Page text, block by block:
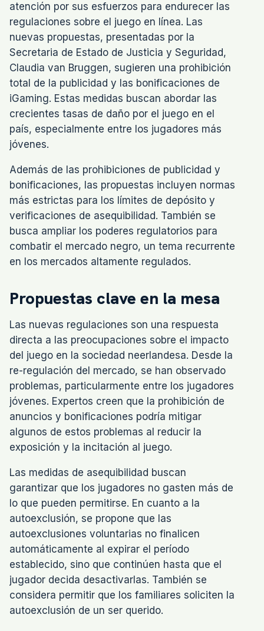
atención por sus esfuerzos para endurecer las
regulaciones sobre el juego en línea. Las
nuevas propuestas, presentadas por la
Secretaria de Estado de Justicia y Seguridad,
Claudia van Bruggen, sugieren una prohibición
total de la publicidad y las bonificaciones de
iGaming. Estas medidas buscan abordar las
crecientes tasas de daño por el juego en el
país, especialmente entre los jugadores más
jóvenes.
Además de las prohibiciones de publicidad y
bonificaciones, las propuestas incluyen normas
más estrictas para los límites de depósito y
verificaciones de asequibilidad. También se
busca ampliar los poderes regulatorios para
combatir el mercado negro, un tema recurrente
en los mercados altamente regulados.
Propuestas clave en la mesa
Las nuevas regulaciones son una respuesta
directa a las preocupaciones sobre el impacto
del juego en la sociedad neerlandesa. Desde la
re-regulación del mercado, se han observado
problemas, particularmente entre los jugadores
jóvenes. Expertos creen que la prohibición de
anuncios y bonificaciones podría mitigar
algunos de estos problemas al reducir la
exposición y la incitación al juego.
Las medidas de asequibilidad buscan
garantizar que los jugadores no gasten más de
lo que pueden permitirse. En cuanto a la
autoexclusión, se propone que las
autoexclusiones voluntarias no finalicen
automáticamente al expirar el período
establecido, sino que continúen hasta que el
jugador decida desactivarlas. También se
considera permitir que los familiares soliciten la
autoexclusión de un ser querido.